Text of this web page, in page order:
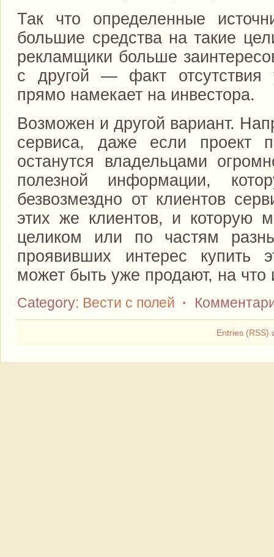
Так что определенные
большие средства на такие
рекламщики больше
с другой — факт отсутствия
прямо намекает на инвестора.
Возможен и другой вариант.
сервиса, даже если проект
останутся владельцами
полезной информации,
безвозмездно от клиентов
этих же клиентов, и которую
целиком или по частям
проявивших интерес
может быть уже продают, на что
Category: Вести с полей ·
Entries (RSS)